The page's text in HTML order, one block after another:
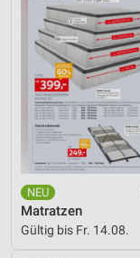
Matratzen
Gültig bis Fr. 14.08.